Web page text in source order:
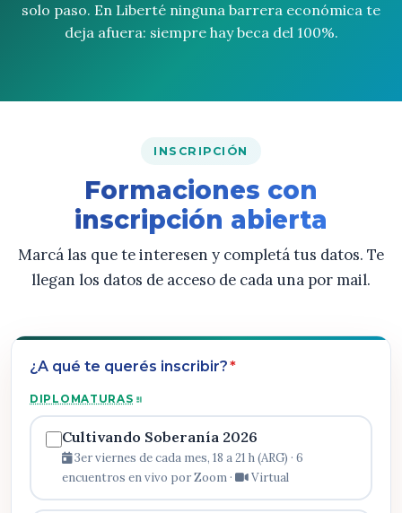
solo paso. En Liberté ninguna barrera económica te
deja afuera: siempre hay beca del 100%.
INSCRIPCIÓN
Formaciones con
inscripción abierta
Marcá las que te interesen y completá tus datos. Te
llegan los datos de acceso de cada una por mail.
¿A qué te querés inscribir?*
DIPLOMATURAS
Cultivando Soberanía 2026
3er viernes de cada mes, 18 a 21 h (ARG) · 6
encuentros en vivo por Zoom ·
Virtual